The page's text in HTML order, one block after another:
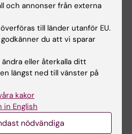
PH; Eklund M; Akre O;
of an Artificial
for Diagnostic
Biopsies on the
Protocol
O; Mulliqi N; Fiorentino
L; Boman SE; Szolnoky
A; Vincent PH; Eklund M;
och annonser från externa
till länder utanför EU.
du att vi sparar
eller återkalla ditt
längst ned till vänster på
kakor
in English
nödvändiga